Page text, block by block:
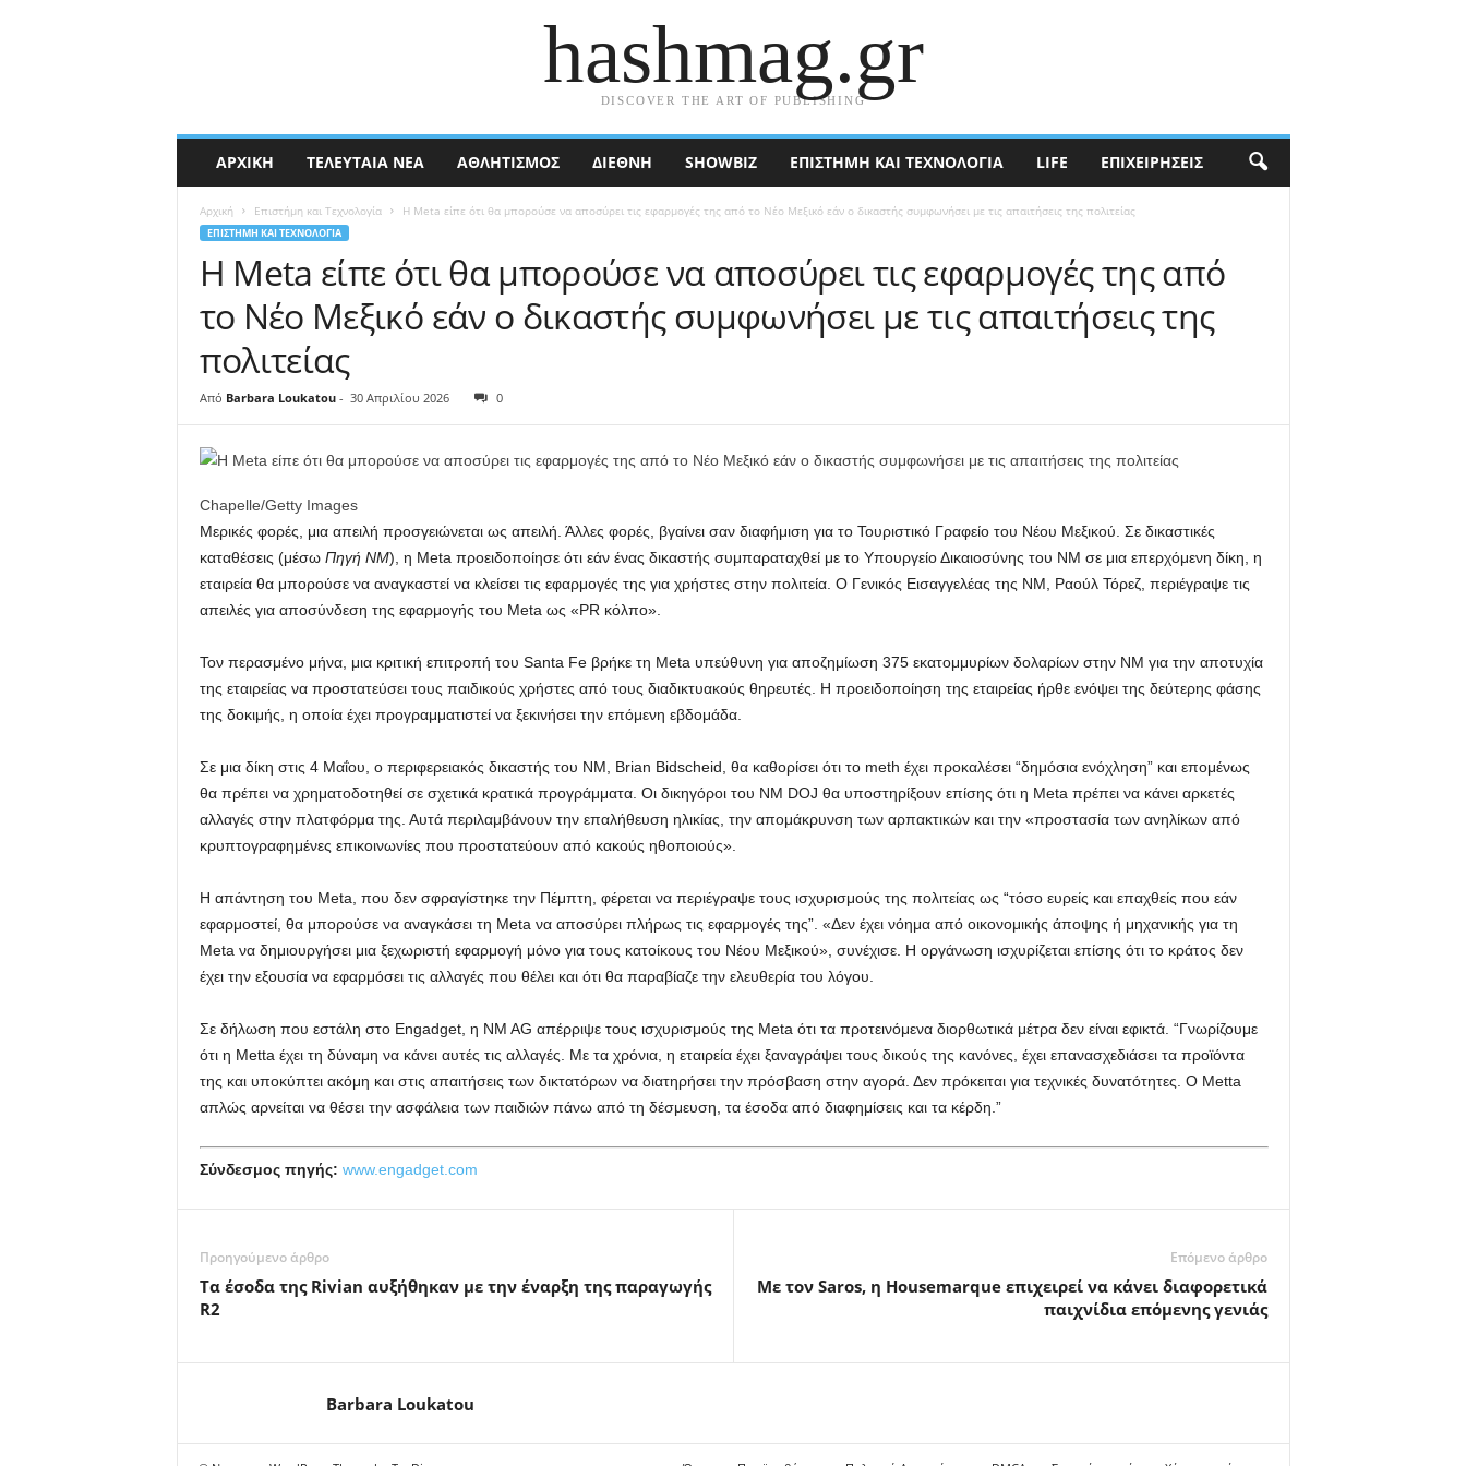
hashmag.gr
DISCOVER THE ART OF PUBLISHING
ΑΡΧΙΚΉ ΤΕΛΕΥΤΑΊΑ ΝΈΑ ΑΘΛΗΤΙΣΜΟΣ ΔΙΕΘΝΉ SHOWBIZ ΕΠΙΣΤΉΜΗ ΚΑΙ ΤΕΧΝΟΛΟΓΊΑ LIFE ΕΠΙΧΕΙΡΉΣΕΙΣ
Αρχική Επιστήμη και Τεχνολογία Η Meta είπε ότι θα μπορούσε να αποσύρει τις εφαρμογές της από το Νέο Μεξικό εάν ο δικαστής συμφωνήσει με τις απαιτήσεις της πολιτείας
ΕΠΙΣΤΉΜΗ ΚΑΙ ΤΕΧΝΟΛΟΓΊΑ
Η Meta είπε ότι θα μπορούσε να αποσύρει τις εφαρμογές της από
το Νέο Μεξικό εάν ο δικαστής συμφωνήσει με τις απαιτήσεις της
πολιτείας
Από Barbara Loukatou - 30 Απριλίου 2026 0
Chapelle/Getty Images
Μερικές φορές, μια απειλή προσγειώνεται ως απειλή. Άλλες φορές, βγαίνει σαν διαφήμιση για το Τουριστικό Γραφείο του Νέου Μεξικού. Σε δικαστικές
καταθέσεις (μέσω Πηγή NM), η Meta προειδοποίησε ότι εάν ένας δικαστής συμπαραταχθεί με το Υπουργείο Δικαιοσύνης του NM σε μια επερχόμενη δίκη, η
εταιρεία θα μπορούσε να αναγκαστεί να κλείσει τις εφαρμογές της για χρήστες στην πολιτεία. Ο Γενικός Εισαγγελέας της NM, Ραούλ Τόρεζ, περιέγραψε τις
απειλές για αποσύνδεση της εφαρμογής του Meta ως «PR κόλπο».
Τον περασμένο μήνα, μια κριτική επιτροπή του Santa Fe βρήκε τη Meta υπεύθυνη για αποζημίωση 375 εκατομμυρίων δολαρίων στην NM για την αποτυχία
της εταιρείας να προστατεύσει τους παιδικούς χρήστες από τους διαδικτυακούς θηρευτές. Η προειδοποίηση της εταιρείας ήρθε ενόψει της δεύτερης φάσης
της δοκιμής, η οποία έχει προγραμματιστεί να ξεκινήσει την επόμενη εβδομάδα.
Σε μια δίκη στις 4 Μαΐου, ο περιφερειακός δικαστής του NM, Brian Bidscheid, θα καθορίσει ότι το meth έχει προκαλέσει “δημόσια ενόχληση” και επομένως
θα πρέπει να χρηματοδοτηθεί σε σχετικά κρατικά προγράμματα. Οι δικηγόροι του NM DOJ θα υποστηρίξουν επίσης ότι η Meta πρέπει να κάνει αρκετές
αλλαγές στην πλατφόρμα της. Αυτά περιλαμβάνουν την επαλήθευση ηλικίας, την απομάκρυνση των αρπακτικών και την «προστασία των ανηλίκων από
κρυπτογραφημένες επικοινωνίες που προστατεύουν από κακούς ηθοποιούς».
Η απάντηση του Meta, που δεν σφραγίστηκε την Πέμπτη, φέρεται να περιέγραψε τους ισχυρισμούς της πολιτείας ως “τόσο ευρείς και επαχθείς που εάν
εφαρμοστεί, θα μπορούσε να αναγκάσει τη Meta να αποσύρει πλήρως τις εφαρμογές της”. «Δεν έχει νόημα από οικονομικής άποψης ή μηχανικής για τη
Meta να δημιουργήσει μια ξεχωριστή εφαρμογή μόνο για τους κατοίκους του Νέου Μεξικού», συνέχισε. Η οργάνωση ισχυρίζεται επίσης ότι το κράτος δεν
έχει την εξουσία να εφαρμόσει τις αλλαγές που θέλει και ότι θα παραβίαζε την ελευθερία του λόγου.
Σε δήλωση που εστάλη στο Engadget, η NM AG απέρριψε τους ισχυρισμούς της Meta ότι τα προτεινόμενα διορθωτικά μέτρα δεν είναι εφικτά. “Γνωρίζουμε
ότι η Metta έχει τη δύναμη να κάνει αυτές τις αλλαγές. Με τα χρόνια, η εταιρεία έχει ξαναγράψει τους δικούς της κανόνες, έχει επανασχεδιάσει τα προϊόντα
της και υποκύπτει ακόμη και στις απαιτήσεις των δικτατόρων να διατηρήσει την πρόσβαση στην αγορά. Δεν πρόκειται για τεχνικές δυνατότητες. Ο Metta
απλώς αρνείται να θέσει την ασφάλεια των παιδιών πάνω από τη δέσμευση, τα έσοδα από διαφημίσεις και τα κέρδη.”
Σύνδεσμος πηγής: www.engadget.com
Προηγούμενο άρθρο
Τα έσοδα της Rivian αυξήθηκαν με την έναρξη της παραγωγής
R2
Επόμενο άρθρο
Με τον Saros, η Housemarque επιχειρεί να κάνει διαφορετικά
παιχνίδια επόμενης γενιάς
Barbara Loukatou